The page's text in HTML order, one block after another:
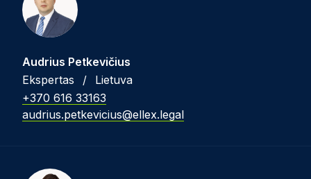
Audrius Petkevičius
Ekspertas
/
Lietuva
+370 616 33163
audrius.petkevicius@ellex.legal